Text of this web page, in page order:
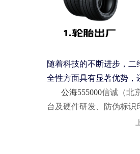
随着科技的不断进步，
全性方面具有显著优势，
公海555000信诚（北
台及硬件研发、防伪标识